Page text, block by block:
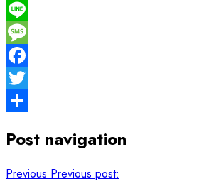
WhatsApp
Line
Message
Facebook
Twitter
Post navigation
Previous Previous post: